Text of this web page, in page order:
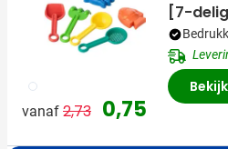
009
vanaf Normale prijs
2,73 Speciale prijs
0,75
[7-
Bekijk